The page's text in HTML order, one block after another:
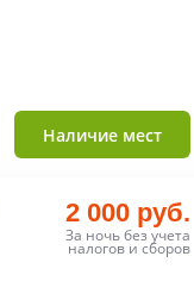
Наличие мест
2 000 руб.
За ночь без учета
налогов и сборов